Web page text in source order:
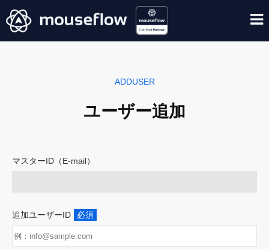
ADDUSER
ユーザー追加
マスターID（E-mail）
追加ユーザーID 必須